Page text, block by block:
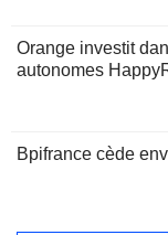
Orange investit
autonomes
Bpifrance cède